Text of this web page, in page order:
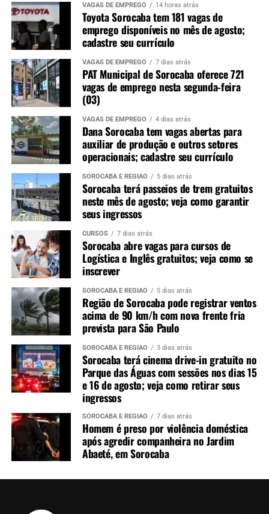
VAGAS DE EMPREGO 14 horas atrás
Toyota Sorocaba tem 181 vagas de
emprego disponíveis no mês de agosto;
cadastre seu currículo
VAGAS DE EMPREGO 7 dias atrás
PAT Municipal de Sorocaba oferece 721
vagas de emprego nesta segunda-feira
(03)
VAGAS DE EMPREGO 4 dias atrás
Dana Sorocaba tem vagas abertas para
auxiliar de produção e outros setores
operacionais; cadastre seu currículo
SOROCABA E REGIÃO 5 dias atrás
Sorocaba terá passeios de trem gratuitos
neste mês de agosto; veja como garantir
seus ingressos
CURSOS 7 dias atrás
Sorocaba abre vagas para cursos de
Logística e Inglês gratuitos; veja como se
inscrever
SOROCABA E REGIÃO 5 dias atrás
Região de Sorocaba pode registrar ventos
acima de 90 km/h com nova frente fria
prevista para São Paulo
SOROCABA E REGIÃO 3 dias atrás
Sorocaba terá cinema drive-in gratuito no
Parque das Águas com sessões nos dias 15
e 16 de agosto; veja como retirar seus
ingressos
SOROCABA E REGIÃO 7 dias atrás
Homem é preso por violência doméstica
após agredir companheira no Jardim
Abaeté, em Sorocaba